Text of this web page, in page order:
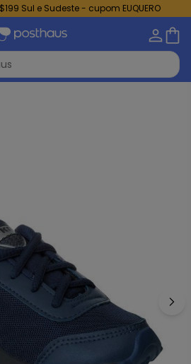
Sul e Sudeste - cupom EUQUERO